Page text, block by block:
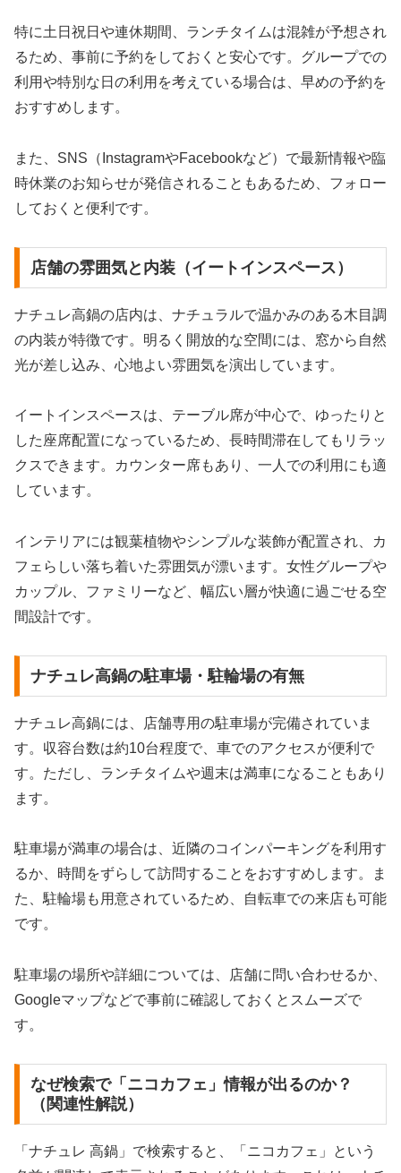
特に土日祝日や連休期間、ランチタイムは混雑が予想され
るため、事前に予約をしておくと安心です。グループでの
利用や特別な日の利用を考えている場合は、早めの予約を
おすすめします。
また、SNS（InstagramやFacebookなど）で最新情報や臨
時休業のお知らせが発信されることもあるため、フォロー
しておくと便利です。
店舗の雰囲気と内装（イートインスペース）
ナチュレ高鍋の店内は、ナチュラルで温かみのある木目調
の内装が特徴です。明るく開放的な空間には、窓から自然
光が差し込み、心地よい雰囲気を演出しています。
イートインスペースは、テーブル席が中心で、ゆったりと
した座席配置になっているため、長時間滞在してもリラッ
クスできます。カウンター席もあり、一人での利用にも適
しています。
インテリアには観葉植物やシンプルな装飾が配置され、カ
フェらしい落ち着いた雰囲気が漂います。女性グループや
カップル、ファミリーなど、幅広い層が快適に過ごせる空
間設計です。
ナチュレ高鍋の駐車場・駐輪場の有無
ナチュレ高鍋には、店舗専用の駐車場が完備されていま
す。収容台数は約10台程度で、車でのアクセスが便利で
す。ただし、ランチタイムや週末は満車になることもあり
ます。
駐車場が満車の場合は、近隣のコインパーキングを利用す
るか、時間をずらして訪問することをおすすめします。ま
た、駐輪場も用意されているため、自転車での来店も可能
です。
駐車場の場所や詳細については、店舗に問い合わせるか、
Googleマップなどで事前に確認しておくとスムーズで
す。
なぜ検索で「ニコカフェ」情報が出るのか？
（関連性解説）
「ナチュレ 高鍋」で検索すると、「ニコカフェ」という